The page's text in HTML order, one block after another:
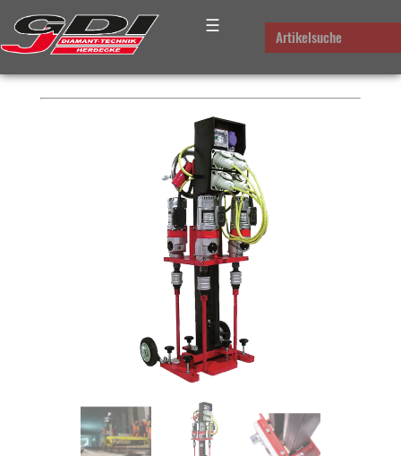
☰ Artikelsuche
PLATZHALTER FÜR DAS
BREADCRUMB-MENUE